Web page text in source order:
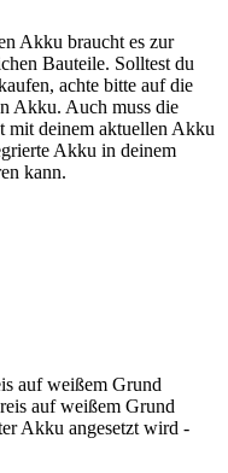
Akku braucht es zur
Bauteile. Solltest du
achte bitte auf die
Akku. Auch muss die
deinem aktuellen Akku
Akku in deinem
kann.